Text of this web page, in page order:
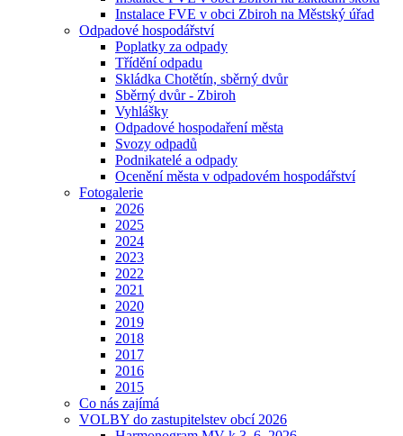
Instalace FVE v obci Zbiroh na Městský úřad
Odpadové hospodářství
Poplatky za odpady
Třídění odpadu
Skládka Chotětín, sběrný dvůr
Sběrný dvůr - Zbiroh
Vyhlášky
Odpadové hospodaření města
Svozy odpadů
Podnikatelé a odpady
Ocenění města v odpadovém hospodářství
Fotogalerie
2026
2025
2024
2023
2022
2021
2020
2019
2018
2017
2016
2015
Co nás zajímá
VOLBY do zastupitelstev obcí 2026